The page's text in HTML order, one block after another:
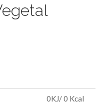
0KJ/ 0 Kcal